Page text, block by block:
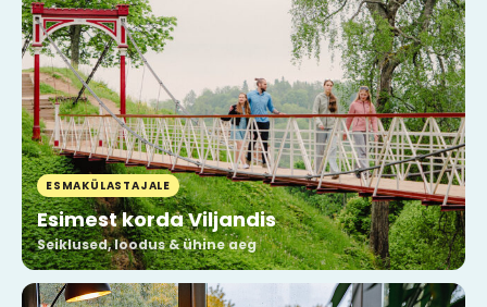
ESMAKÜLASTAJALE
Esimest korda Viljandis
Seiklused, loodus & ühine aeg